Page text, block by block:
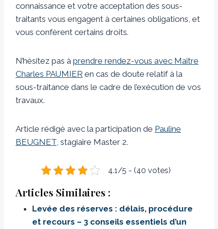
connaissance et votre acceptation des sous-
traitants vous engagent à certaines obligations, et
vous confèrent certains droits.
N’hésitez pas à prendre rendez-vous avec Maître
Charles PAUMIER en cas de doute relatif à la
sous-traitance dans le cadre de l’exécution de vos
travaux.
Article rédigé avec la participation de Pauline
BEUGNET , stagiaire Master 2.
4.1/5 - (40 votes)
Articles Similaires :
Levée des réserves : délais, procédure
et recours – 3 conseils essentiels d’un